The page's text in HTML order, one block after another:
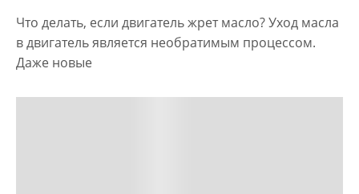
Что делать, если двигатель жрет масло? Уход масла
в двигатель является необратимым процессом.
Даже новые